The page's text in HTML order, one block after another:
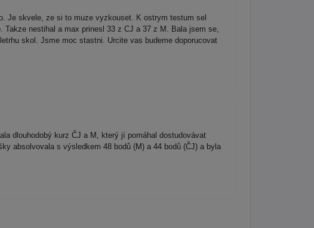
Je skvele, ze si to muze vyzkouset. K ostrym testum sel
nestihal a max prinesl 33 z CJ a 37 z M. Bala jsem se,
skol. Jsme moc stastni. Urcite vas budeme doporucovat
dlouhodobý kurz ČJ a M, který jí pomáhal dostudovávat
absolvovala s výsledkem 48 bodů (M) a 44 bodů (ČJ) a byla